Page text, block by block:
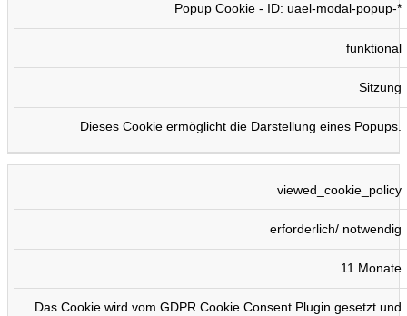
Popup Cookie - ID: uael-modal-popup-*
funktional
Sitzung
Dieses Cookie ermöglicht die Darstellung eines Popups.
viewed_cookie_policy
erforderlich/ notwendig
11 Monate
Das Cookie wird vom GDPR Cookie Consent Plugin gesetzt und